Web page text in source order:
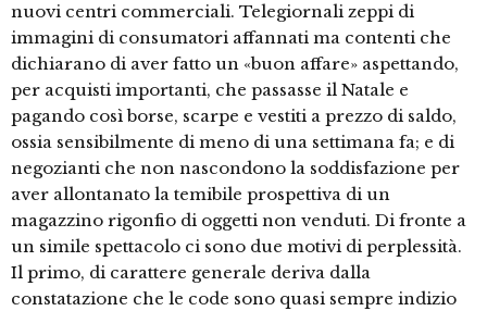
nuovi centri commerciali. Telegiornali zeppi di
immagini di consumatori affannati ma contenti che
dichiarano di aver fatto un «buon affare» aspettando,
per acquisti importanti, che passasse il Natale e
pagando così borse, scarpe e vestiti a prezzo di saldo,
ossia sensibilmente di meno di una settimana fa; e di
negozianti che non nascondono la soddisfazione per
aver allontanato la temibile prospettiva di un
magazzino rigonfio di oggetti non venduti. Di fronte a
un simile spettacolo ci sono due motivi di perplessità.
Il primo, di carattere generale deriva dalla
constatazione che le code sono quasi sempre indizio